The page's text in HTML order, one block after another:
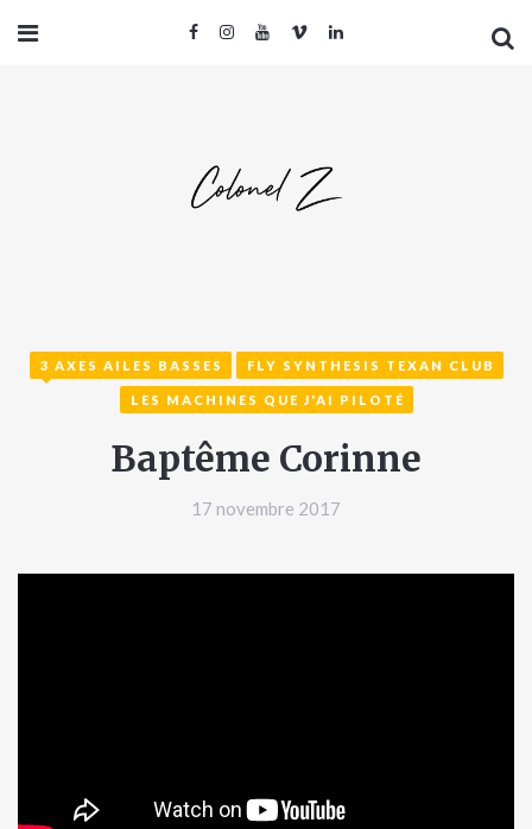
3 AXES AILES BASSES FLY SYNTHESIS TEXAN CLUB
LES MACHINES QUE J'AI PILOTÉ
Baptême Corinne
17 novembre 2017